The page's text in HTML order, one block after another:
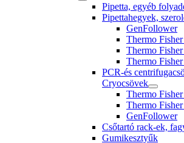
Pipetta, egyéb
Pipettahegyek,
GenFollower
Thermo
Thermo
Thermo
PCR-és
Cryocsövek
Thermo
Thermo
GenFollower
Csőtartó rack-ek,
Gumikesztyűk